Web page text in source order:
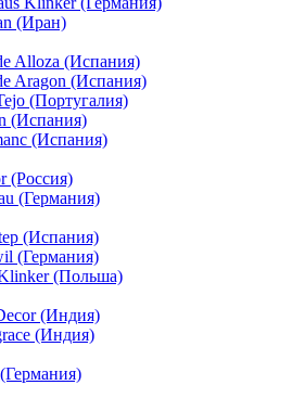
(Иран)
Alloza (Испания)
Aragon (Испания)
(Португалия)
(Испания)
(Испания)
(Россия)
(Германия)
(Испания)
(Германия)
(Польша)
(Индия)
(Индия)